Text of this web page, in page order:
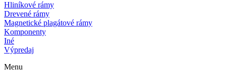
Hliníkové rámy
Drevené rámy
Magnetické plagátové rámy
Komponenty
Iné
Výpredaj
Menu